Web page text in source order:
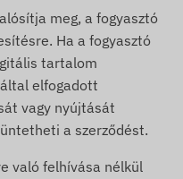
meg, a fogyasztó
Ha a fogyasztó
tartalom
elfogadott
vagy nyújtását
a szerződést.
való felhívása nélkül